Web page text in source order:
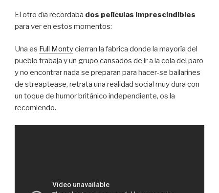
El otro día recordaba dos películas imprescindibles
para ver en estos momentos:
Una es Full Montycierran la fabrica donde la mayoría del
pueblo trabaja y un grupo cansados de ir a la cola del paro
y no encontrar nada se preparan para hacer-se bailarines
de streaptease, retrata una realidad social muy dura con
un toque de humor británico independiente, os la
recomiendo.